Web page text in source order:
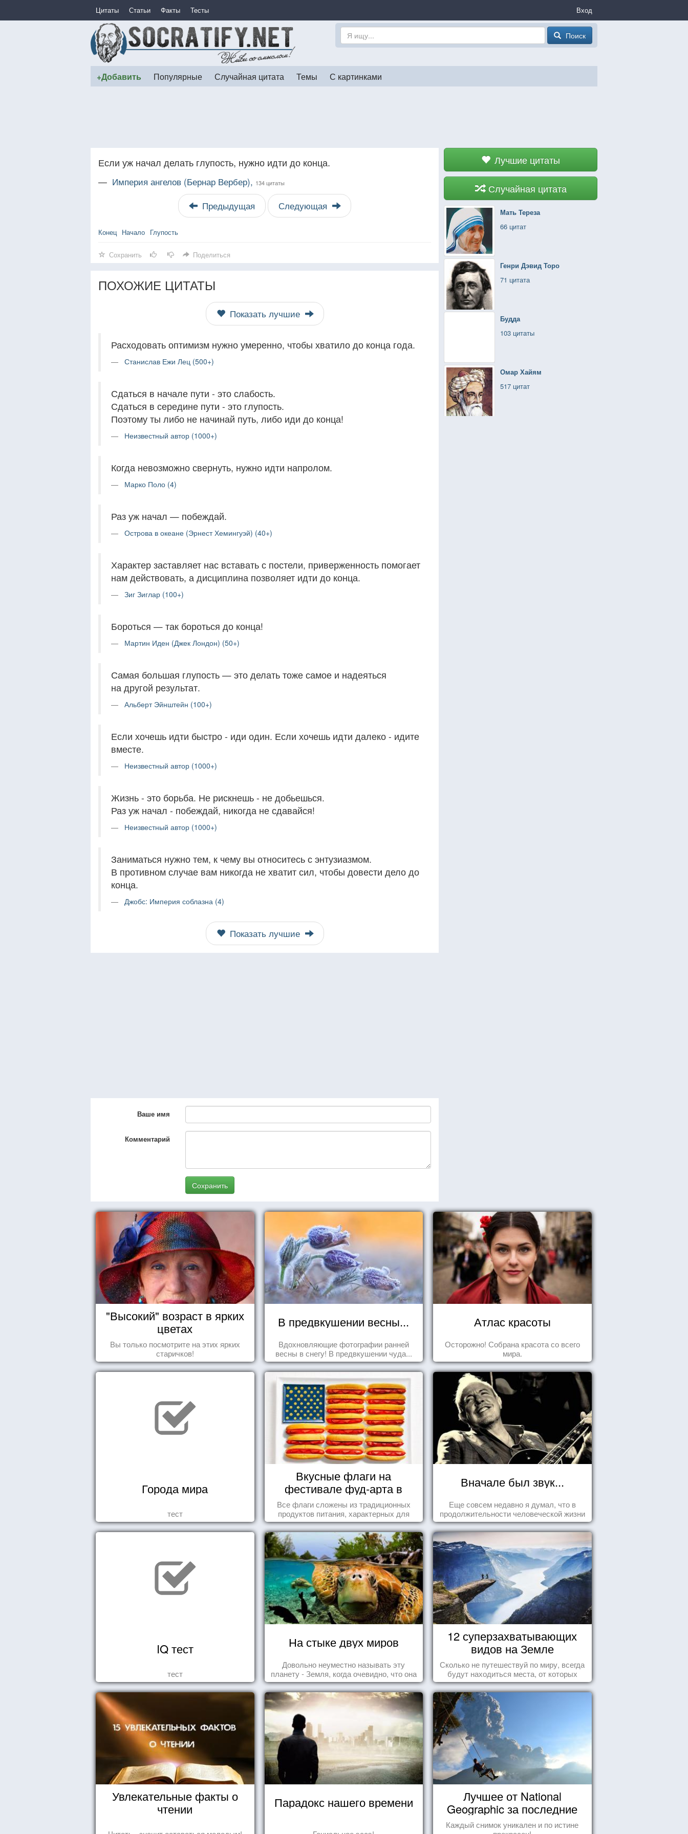
Цитаты Статьи Факты Тесты Вход
Поиск
+Добавить Популярные Случайная цитата Темы С картинками
Лучшие цитаты
Случайная цитата
Мать Тереза
66 цитат
Генри Дэвид Торо
71 цитата
Будда
103 цитаты
Омар Хайям
517 цитат
Если уж начал делать глупость, нужно идти до конца.
— Империя ангелов (Бернар Вербер), 134 цитаты
Предыдущая Следующая
Конец Начало Глупость
Сохранить Поделиться
ПОХОЖИЕ ЦИТАТЫ
Показать лучшие
Расходовать оптимизм нужно умеренно, чтобы хватило до конца года.
Станислав Ежи Лец (500+)
Сдаться в начале пути - это слабость.
Сдаться в середине пути - это глупость.
Поэтому ты либо не начинай путь, либо иди до конца!
Неизвестный автор (1000+)
Когда невозможно свернуть, нужно идти напролом.
Марко Поло (4)
Раз уж начал — побеждай.
Острова в океане (Эрнест Хемингуэй) (40+)
Характер заставляет нас вставать с постели, приверженность помогает
нам действовать, а дисциплина позволяет идти до конца.
Зиг Зиглар (100+)
Бороться — так бороться до конца!
Мартин Иден (Джек Лондон) (50+)
Самая большая глупость — это делать тоже самое и надеяться
на другой результат.
Альберт Эйнштейн (100+)
Если хочешь идти быстро - иди один. Если хочешь идти далеко - идите
вместе.
Неизвестный автор (1000+)
Жизнь - это борьба. Не рискнешь - не добьешься.
Раз уж начал - побеждай, никогда не сдавайся!
Неизвестный автор (1000+)
Заниматься нужно тем, к чему вы относитесь с энтузиазмом.
В противном случае вам никогда не хватит сил, чтобы довести дело до
конца.
Джобс: Империя соблазна (4)
Показать лучшие
Ваше имя
Комментарий
Сохранить
"Высокий" возраст в ярких
цветах
Вы только посмотрите на этих ярких
старичков!
В предвкушении весны...
Вдохновляющие фотографии ранней
весны в снегу! В предвкушении чуда...
Атлас красоты
Осторожно! Собрана красота со всего
мира.
Города мира
тест
Вкусные флаги на
фестивале фуд-арта в
Сиднее
Все флаги сложены из традиционных
продуктов питания, характерных для
этих стран.
Вначале был звук...
Еще совсем недавно я думал, что в
продолжительности человеческой жизни
заложена какая-то ошибка.
IQ тест
тест
На стыке двух миров
Довольно неуместно называть эту
планету - Земля, когда очевидно, что она
- Океан.
12 суперзахватывающих
видов на Земле
Сколько не путешествуй по миру, всегда
будут находиться места, от которых
перехватывает дух и кружится голова...
Увлекательные факты о
чтении
Парадокс нашего времени
Лучшее от National
Geographic за последние
пару лет
Каждый снимок уникален и по истине